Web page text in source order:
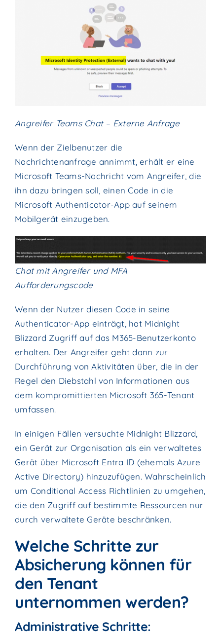
Angreifer Teams Chat – Externe Anfrage
Wenn der Zielbenutzer die
Nachrichtenanfrage annimmt, erhält er eine
Microsoft Teams-Nachricht vom Angreifer, die
ihn dazu bringen soll, einen Code in die
Microsoft Authenticator-App auf seinem
Mobilgerät einzugeben.
Chat mit Angreifer und MFA
Aufforderungscode
Wenn der Nutzer diesen Code in seine
Authenticator-App einträgt, hat Midnight
Blizzard Zugriff auf das M365-Benutzerkonto
erhalten. Der Angreifer geht dann zur
Durchführung von Aktivitäten über, die in der
Regel den Diebstahl von Informationen aus
dem kompromittierten Microsoft 365-Tenant
umfassen.
In einigen Fällen versuchte Midnight Blizzard,
ein Gerät zur Organisation als ein verwaltetes
Gerät über Microsoft Entra ID (ehemals Azure
Active Directory) hinzuzufügen. Wahrscheinlich
um Conditional Access Richtlinien zu umgehen,
die den Zugriff auf bestimmte Ressourcen nur
durch verwaltete Geräte beschränken.
Welche Schritte zur
Absicherung können für
den Tenant
unternommen werden?
Administrative Schritte: